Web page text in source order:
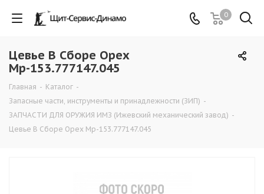
0
Цевье В Сборе Орех
Мр-153.777147.045
Главная - Каталог -
Запасные части, инструменты и принадлежности (ЗИП) -
ЗАПЧАСТИ ДЛЯ ОРУЖИЯ ИМЗ (Ижевский механический завод) -
Цевье В Сборе Орех Мр-153.777147.045